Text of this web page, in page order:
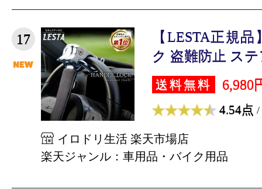
17
【LESTA正規
ク 盗難防止 ス
送料無料 6,980
4.54点 /
イロドリ生活 楽天市場店
楽天ジャンル：車用品・バイク用品